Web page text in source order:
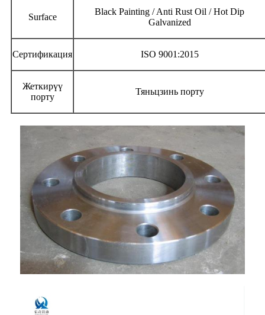
Surface
Black Painting / Anti Rust Oil / Hot Dip
Galvanized
Сертификация ISO 9001:2015
Жеткирүү
порту
Тяньцзинь порту